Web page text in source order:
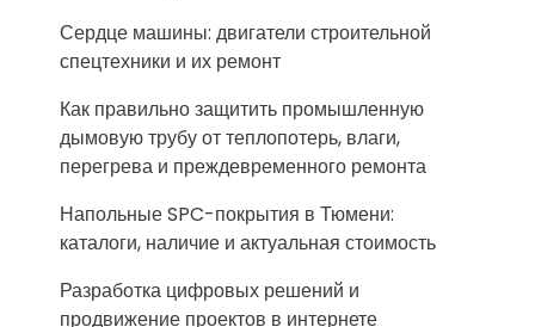
Сердце машины: двигатели строительной
спецтехники и их ремонт
Как правильно защитить промышленную
дымовую трубу от теплопотерь, влаги,
перегрева и преждевременного ремонта
Напольные SPC-покрытия в Тюмени:
каталоги, наличие и актуальная стоимость
Разработка цифровых решений и
продвижение проектов в интернете